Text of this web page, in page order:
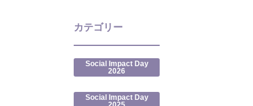
カテゴリー
Social Impact Day
2026
Social Impact Day